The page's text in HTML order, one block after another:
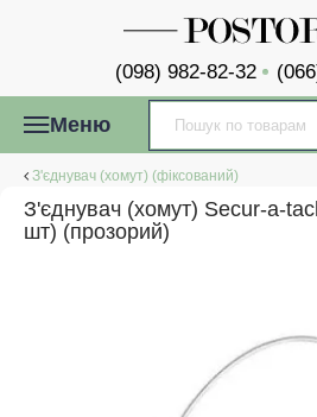
(098) 982-82-32
Меню
З'єднувач (хомут) (фіксований)
З'єднувач (хомут) Secur-a-
шт) (прозорий)